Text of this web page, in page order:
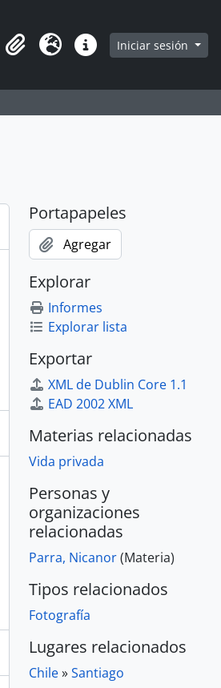
Portapapeles
Idioma Enlaces rápidos
Iniciar sesión
Portapapeles
Agregar
Explorar
Informes
Explorar lista
Exportar
XML de Dublin Core 1.1
EAD 2002 XML
Materias relacionadas
Vida privada
Personas y
organizaciones
relacionadas
Parra, Nicanor(Materia)
Tipos relacionados
Fotografía
Lugares relacionados
Chile»Santiago